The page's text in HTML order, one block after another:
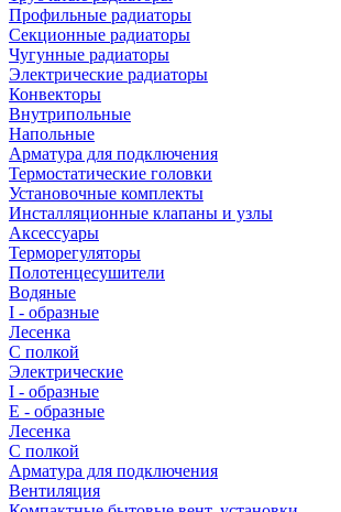
Профильные радиаторы
Секционные радиаторы
Чугунные радиаторы
Электрические радиаторы
Конвекторы
Внутрипольные
Напольные
Арматура для подключения
Термостатические головки
Установочные комплекты
Инсталляционные клапаны и узлы
Аксессуары
Терморегуляторы
Полотенцесушители
Водяные
I - образные
Лесенка
С полкой
Электрические
I - образные
E - образные
Лесенка
С полкой
Арматура для подключения
Вентиляция